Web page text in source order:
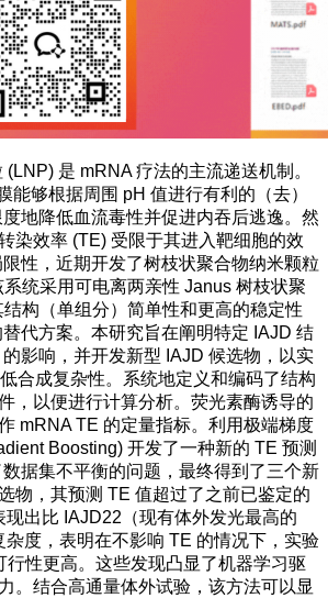
是 mRNA 疗法的主流递送机制。
能够根据周围 pH 值进行有利的（去）
地降低血流毒性并促进内吞后逃逸。然
染效率 (TE) 受限于其进入靶细胞的效
性，近期开发了树枝状聚合物纳米颗粒
统采用可电离两亲性 Janus 树枝状聚
构（单组分）简单性和更高的稳定性
代方案。本研究旨在阐明特定 IAJD 结
影响，并开发新型 IAJD 候选物，以实
合成复杂性。系统地定义和编码了结构
，以便进行计算分析。荧光素酶诱导的
mRNA TE 的定量指标。利用极端梯度
Boosting) 开发了一种新的 TE 预测
据集不平衡的问题，最终得到了三个新
物，其预测 TE 值超过了之前已鉴定的
现出比 IAJD22（现有体外发光最高的
杂度，表明在不影响 TE 的情况下，实验
行性更高。这些发现凸显了机器学习驱
。结合高通量体外试验，该方法可以显